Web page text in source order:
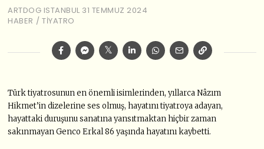
ARTDOG ISTANBUL 31 TEMMUZ 2024
HABER / TIYATRO
Türk tiyatrosunun en önemli isimlerinden, yıllarca Nâzım
Hikmet’in dizelerine ses olmuş, hayatını tiyatroya adayan,
hayattaki duruşunu sanatına yansıtmaktan hiçbir zaman
sakınmayan Genco Erkal 86 yaşında hayatını kaybetti.